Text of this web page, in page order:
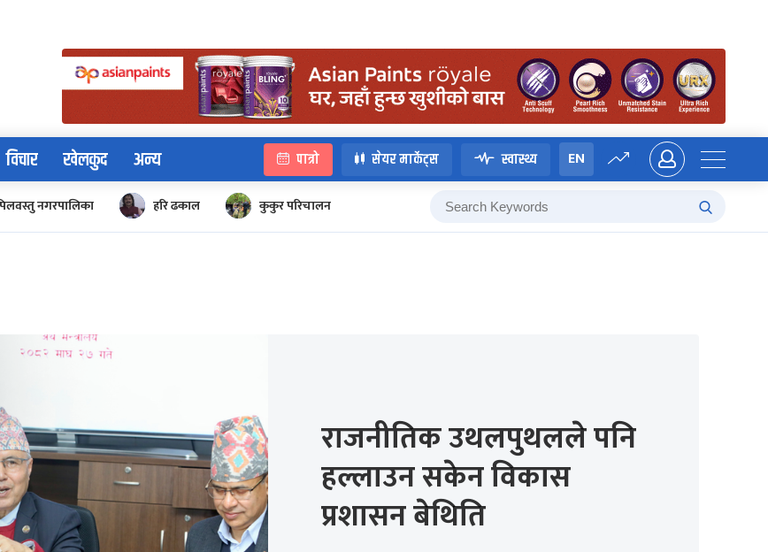
विचार खेलकुद अन्य पात्रो सेयर मार्केट्स स्वास्थ्य EN
नगरपालिका हरि ढकाल कुकुर परिचालन
राजनीतिक उथलपुथलले पनि
हल्लाउन सकेन विकास
प्रशासन बेथिति